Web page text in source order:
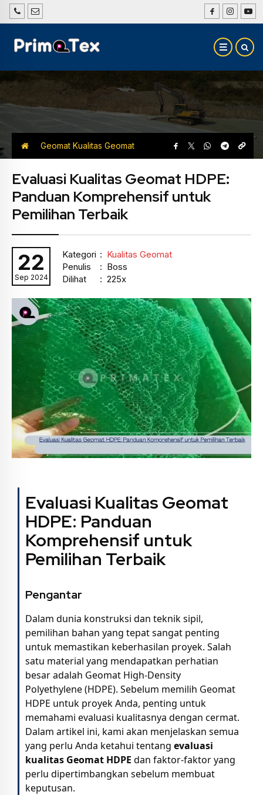
Geomat Kualitas Geomat
Evaluasi Kualitas Geomat HDPE:
Panduan Komprehensif untuk
Pemilihan Terbaik
22
Sep 2024
Kategori : Kualitas Geomat
Penulis
: Boss
Dilihat
: 225x
Evaluasi Kualitas Geomat
HDPE: Panduan
Komprehensif untuk
Pemilihan Terbaik
Pengantar
Dalam dunia konstruksi dan teknik sipil,
pemilihan bahan yang tepat sangat penting
untuk memastikan keberhasilan proyek. Salah
satu material yang mendapatkan perhatian
besar adalah Geomat High-Density
Polyethylene (HDPE). Sebelum memilih Geomat
HDPE untuk proyek Anda, penting untuk
memahami evaluasi kualitasnya dengan cermat.
Dalam artikel ini, kami akan menjelaskan semua
yang perlu Anda ketahui tentang evaluasi
kualitas Geomat HDPE dan faktor-faktor yang
perlu dipertimbangkan sebelum membuat
keputusan.